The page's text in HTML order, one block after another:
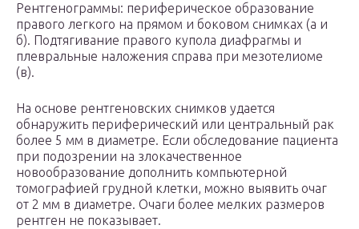
Рентгенограммы: периферическое образование
правого легкого на прямом и боковом снимках (а и
б). Подтягивание правого купола диафрагмы и
плевральные наложения справа при мезотелиоме
(в).
На основе рентгеновских снимков удается
обнаружить периферический или центральный рак
более 5 мм в диаметре. Если обследование пациента
при подозрении на злокачественное
новообразование дополнить компьютерной
томографией грудной клетки, можно выявить очаг
от 2 мм в диаметре. Очаги более мелких размеров
рентген не показывает.